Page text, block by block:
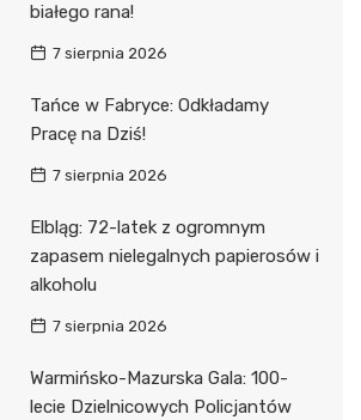
białego rana!
7 sierpnia 2026
Tańce w Fabryce: Odkładamy
Pracę na Dziś!
7 sierpnia 2026
Elbląg: 72-latek z ogromnym
zapasem nielegalnych papierosów i
alkoholu
7 sierpnia 2026
Warmińsko-Mazurska Gala: 100-
lecie Dzielnicowych Policjantów